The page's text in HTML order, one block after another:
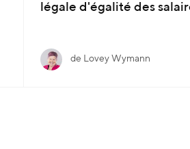
légale d'égalité des
de Lovey Wymann